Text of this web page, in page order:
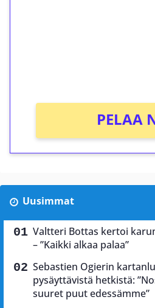
PELAA
Uusimmat
Valtteri Bottas kertoi
– ”Kaikki alkaa palaa”
Sebastien Ogierin
pysäyttävistä hetkistä:
suuret puut edessämme”